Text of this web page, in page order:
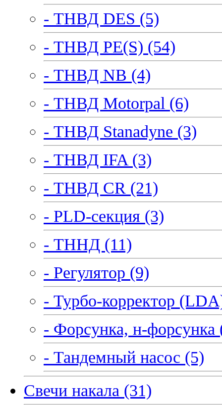
- ТНВД DES (5)
- ТНВД PE(S) (54)
- ТНВД NB (4)
- ТНВД Motorpal (6)
- ТНВД Stanadyne (3)
- ТНВД IFA (3)
- ТНВД CR (21)
- PLD-секция (3)
- ТННД (11)
- Регулятор (9)
- Турбо-корректор
- Форсунка, н-форсунка
- Тандемный насос (5)
Свечи накала (31)